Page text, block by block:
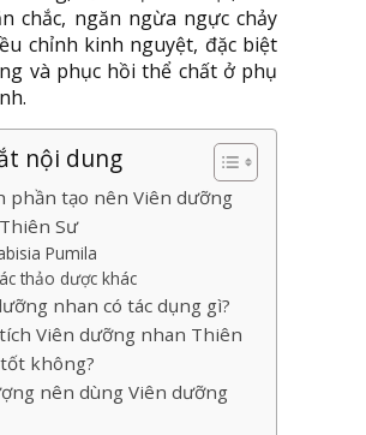
chắc, ngăn ngừa ngực chảy
chỉnh kinh nguyệt, đặc biệt
và phục hồi thể chất ở phụ
nội dung
phần tạo nên Viên dưỡng
Sư
Pumila
thảo dược khác
nhan có tác dụng gì?
Viên dưỡng nhan Thiên
không?
nên dùng Viên dưỡng